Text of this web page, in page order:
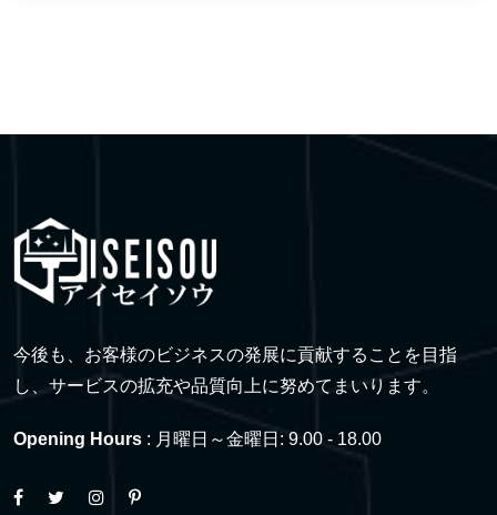
今後も、お客様のビジネスの発展に貢献することを目指
し、サービスの拡充や品質向上に努めてまいります。
Opening Hours : 月曜日～金曜日: 9.00 - 18.00